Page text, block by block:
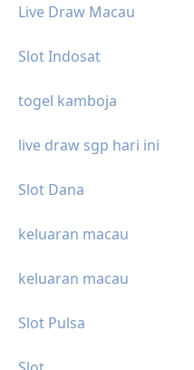
Live Draw Macau
Slot Indosat
togel kamboja
live draw sgp hari ini
Slot Dana
keluaran macau
keluaran macau
Slot Pulsa